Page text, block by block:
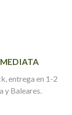
entrega en 1-2
y Baleares.